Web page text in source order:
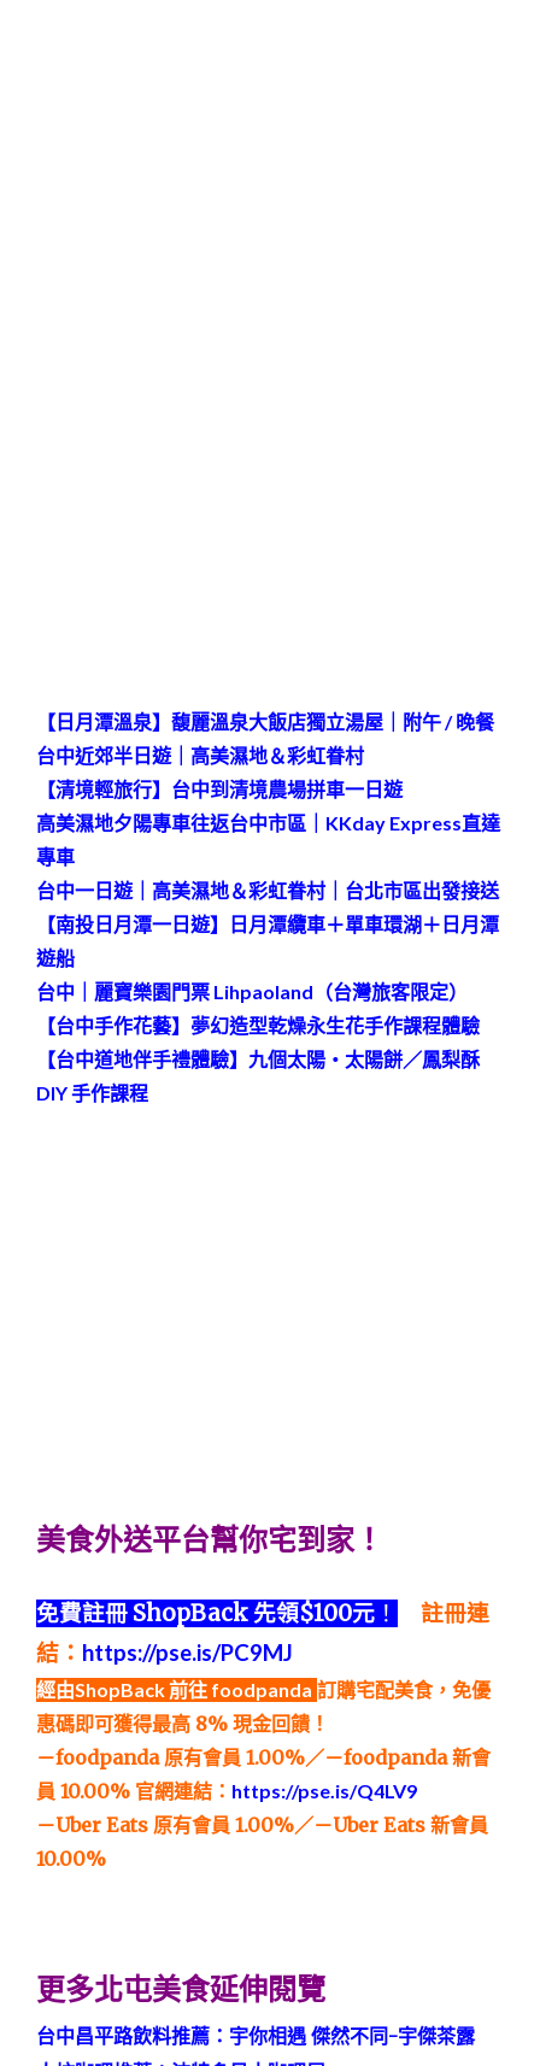
【日月潭溫泉】馥麗溫泉大飯店獨立湯屋｜附午 / 晚餐
台中近郊半日遊｜高美濕地＆彩虹眷村
【清境輕旅行】台中到清境農場拼車一日遊
高美濕地夕陽專車往返台中市區｜KKday Express直達
專車
台中一日遊｜高美濕地＆彩虹眷村｜台北市區出發接送
【南投日月潭一日遊】日月潭纜車＋單車環湖＋日月潭
遊船
台中｜麗寶樂園門票 Lihpaoland（台灣旅客限定）
【台中手作花藝】夢幻造型乾燥永生花手作課程體驗
【台中道地伴手禮體驗】九個太陽・太陽餅／鳳梨酥
DIY 手作課程
美食外送平台幫你宅到家！
免費註冊 ShopBack 先領$100元 ！
註冊連
結： https://pse.is/PC9MJ
經由ShopBack 前往 foodpanda 訂購宅配美食，免優
惠碼即可獲得最高 8% 現金回饋！
－foodpanda 原有會員 1.00%／－foodpanda 新會
員 10.00% 官網連結： https://pse.is/Q4LV9
－Uber Eats 原有會員 1.00%／－Uber Eats 新會員
10.00%
更多北屯美食延伸閱覽
台中昌平路飲料推薦： 宇你相遇 傑然不同-宇傑茶露